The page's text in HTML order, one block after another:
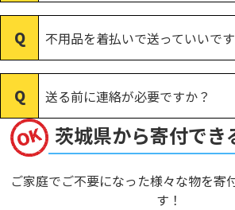
不用品を着払いで送っていいで
送る前に連絡が必要ですか？
茨城県から寄付でき
ご家庭でご不要になった様々な物を寄
す！